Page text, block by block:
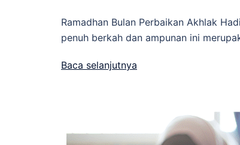
Ramadhan Bulan Perbaikan Akhlak
penuh berkah dan ampunan ini
Baca selanjutnya